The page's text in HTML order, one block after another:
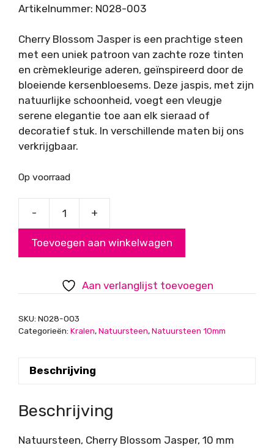
Artikelnummer: N028-003
Cherry Blossom Jasper is een prachtige steen
met een uniek patroon van zachte roze tinten
en crèmekleurige aderen, geïnspireerd door de
bloeiende kersenbloesems. Deze jaspis, met zijn
natuurlijke schoonheid, voegt een vleugje
serene elegantie toe aan elk sieraad of
decoratief stuk. In verschillende maten bij ons
verkrijgbaar.
Op voorraad
-
Jasper,
mm
aantal
+
Toevoegen aan winkelwagen
Aan verlanglijst toevoegen
SKU: N028-003
Categorieën: Kralen,Natuursteen,Natuursteen 10mm
Beschrijving
Beschrijving
Natuursteen, Cherry Blossom Jasper, 10 mm